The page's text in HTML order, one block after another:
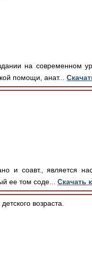
на современном
помощи, анат...
и соавт., является
ее том соде... Скачать
возраста.